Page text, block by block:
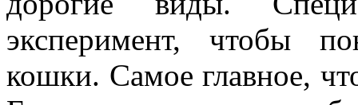
эксперимент, чтобы
кошки. Самое главное,